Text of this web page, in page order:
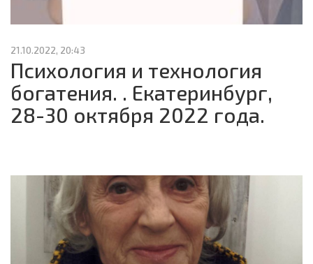
21.10.2022, 20:43
Психология и технология
богатения. . Екатеринбург,
28-30 октября 2022 года.